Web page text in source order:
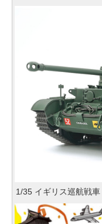
1/35 イギリス巡航戦車